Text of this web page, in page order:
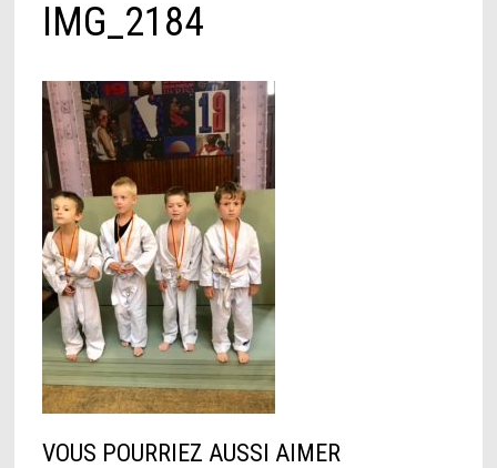
IMG_2184
VOUS POURRIEZ AUSSI AIMER